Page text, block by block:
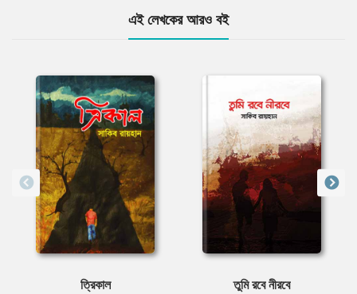
এই লেখকের আরও বই
ত্রিকাল তুমি রবে নীরবে